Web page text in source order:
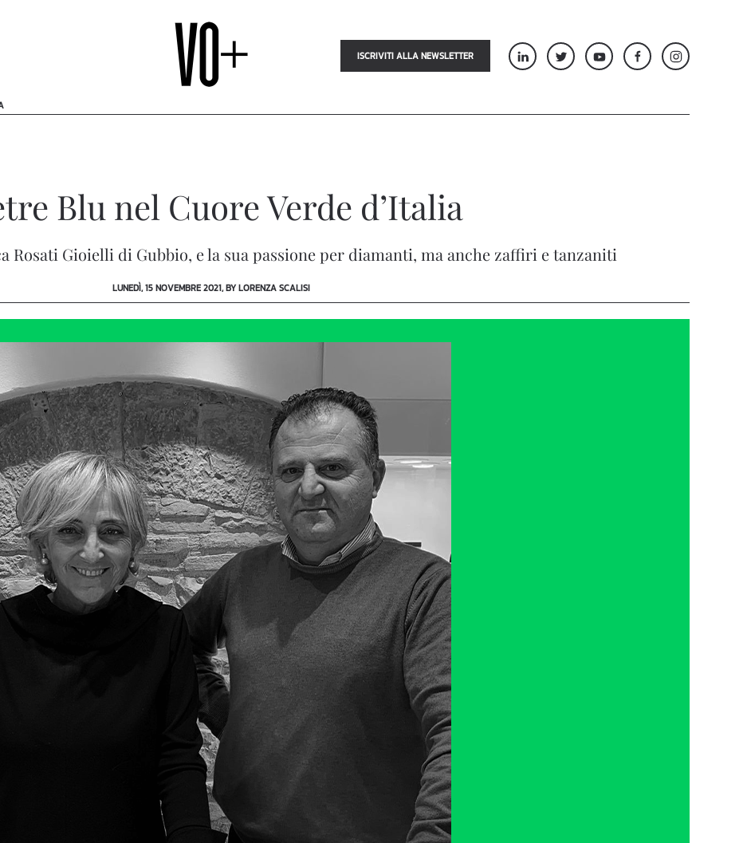
ISCRIVITI ALLA NEWSLETTER
Blu nel Cuore Verde d’Italia
Rosati Gioielli di Gubbio, e la sua passione per diamanti, ma anche zaffiri e tanzaniti
LUNEDÌ, 15 NOVEMBRE 2021, BY LORENZA SCALISI